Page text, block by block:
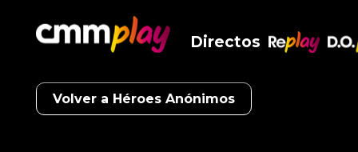
Directos
Volver a Héroes Anónimos